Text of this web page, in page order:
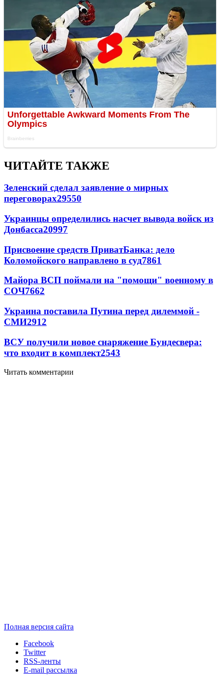
ЧИТАЙТЕ ТАКЖЕ
Зеленский сделал заявление о мирных
переговорах29550
Украинцы определились насчет вывода войск из
Донбасса20997
Присвоение средств ПриватБанка: дело
Коломойского направлено в суд7861
Майора ВСП поймали на "помощи" военному в
СОЧ7662
Украина поставила Путина перед дилеммой -
СМИ2912
ВСУ получили новое снаряжение Бундесвера:
что входит в комплект2543
Читать комментарии
Полная версия сайта
Facebook
Twitter
RSS-ленты
E-mail рассылка